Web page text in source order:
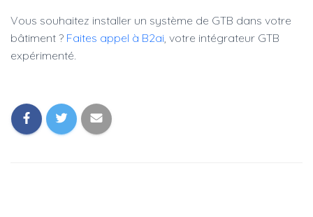
Vous souhaitez installer un système de GTB dans votre
bâtiment ? Faites appel à B2ai, votre intégrateur GTB
expérimenté.